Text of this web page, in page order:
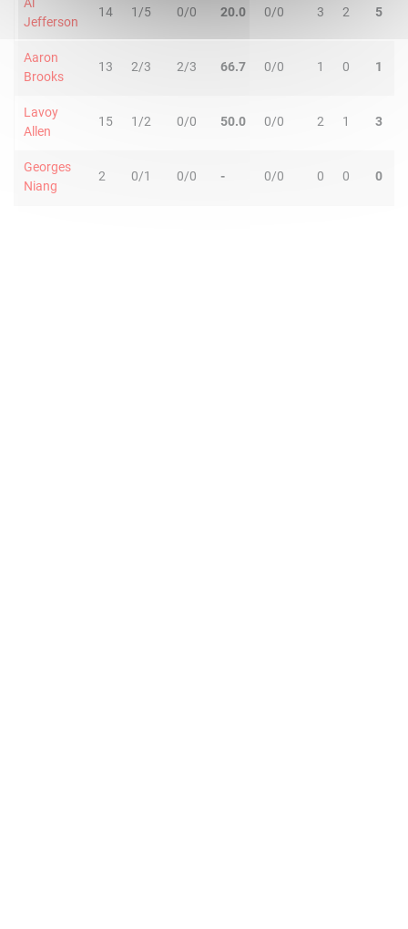
Jefferson
14 1/5 0/0 20.0 0/0 3 2 5
Aaron
Brooks
13 2/3 2/3 66.7 0/0 1 0 1
Lavoy
Allen
15 1/2 0/0 50.0 0/0 2 1 3
Georges
Niang
2 0/1 0/0 - 0/0 0 0 0